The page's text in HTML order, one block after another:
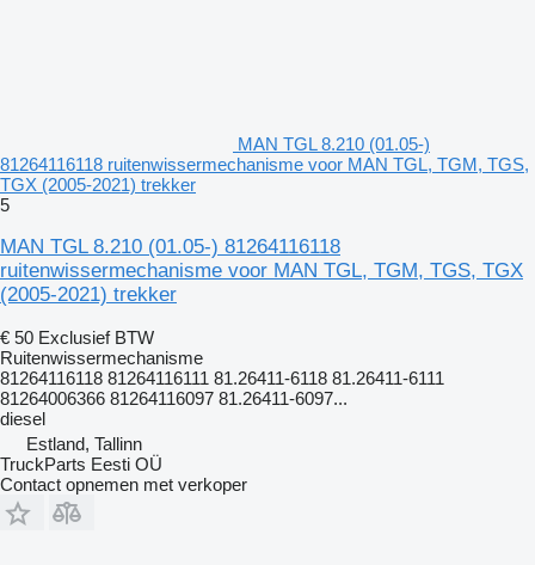
MAN TGL 8.210 (01.05-)
81264116118 ruitenwissermechanisme voor MAN TGL, TGM, TGS,
TGX (2005-2021) trekker
5
MAN TGL 8.210 (01.05-) 81264116118
ruitenwissermechanisme voor MAN TGL, TGM, TGS, TGX
(2005-2021) trekker
€ 50 Exclusief BTW
Ruitenwissermechanisme
81264116118 81264116111 81.26411-6118 81.26411-6111
81264006366 81264116097 81.26411-6097...
diesel
Estland, Tallinn
TruckParts Eesti OÜ
Contact opnemen met verkoper